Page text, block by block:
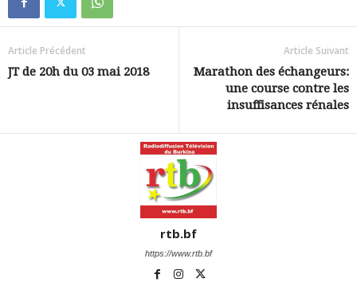
Article Précédent
JT de 20h du 03 mai 2018
Article Suivant
Marathon des échangeurs:
une course contre les
insuffisances rénales
rtb.bf
https://www.rtb.bf